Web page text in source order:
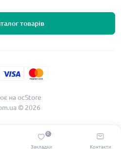
Закладки
0
Контакти
товарів
наocStore
© 2026